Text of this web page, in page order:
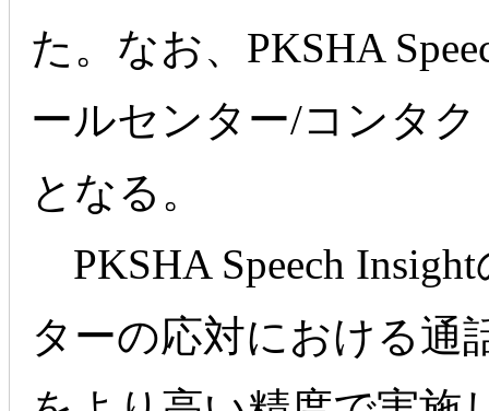
た。なお、PKSHA
ールセンター/コンタ
となる。
PKSHA Speech
ターの応対における通